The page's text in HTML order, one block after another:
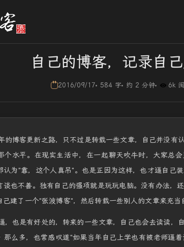
自己的博客，记录自
2016/09/17 584 字 约 2 分钟 6k
的博客更新之路，只不过是转载一些文章，自己并没有
个水平。在现实生活中，在一起聊天吹牛时，大家总
认为"靠，这个人真吊"。也是正因为这样，也才逼自己
谈也不善。独有自己的强项就是玩玩电脑。没有办法，
己建了一个"张波博客"，然后转载一些别人的文章来充当
，也是有好处的，转来的一些文章，自己也会去读读，
那么多，也常感叹道"如果当年自己上学也有被老师逼